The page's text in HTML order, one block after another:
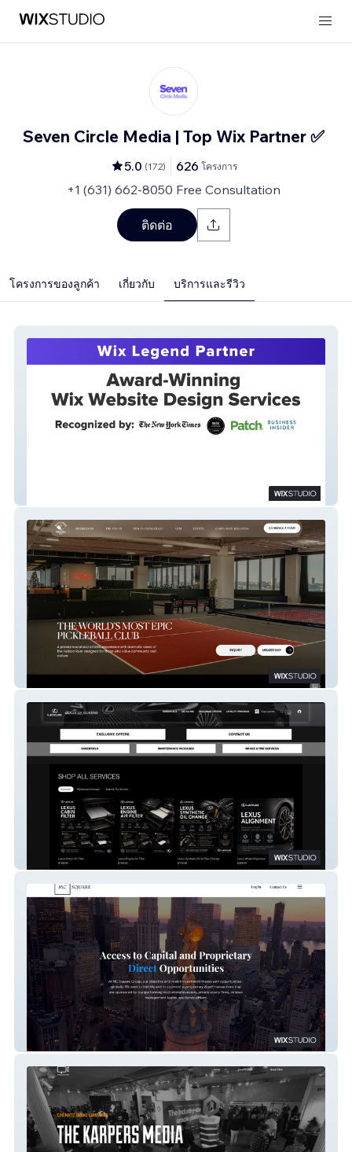
Seven Circle Media | Top Wix Partner ✅
5.0 (172) 626 โครงการ
+1 (631) 662-8050 Free Consultation
ติดต่อ
โครงการของลูกค้า เกี่ยวกับ บริการและรีวิว
Hell's Kitchen Pickleball Club
Lexus Of Queens
MC Square Capital